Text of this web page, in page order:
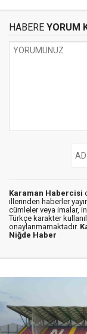
HABERE YORUM
Karaman Habercisi
illerinden haberler
cümleler veya imalar,
Türkçe karakter
onaylanmamaktadır.
Niğde Haber